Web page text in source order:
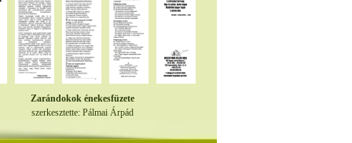
Zarándokok énekesfüzete
szerkesztette: Pálmai Árpád